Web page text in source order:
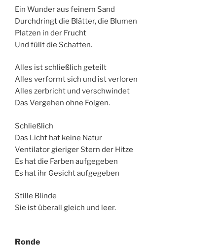
Ein Wunder aus feinem Sand
Durchdringt die Blätter, die Blumen
Platzen in der Frucht
Und füllt die Schatten.
Alles ist schließlich geteilt
Alles verformt sich und ist verloren
Alles zerbricht und verschwindet
Das Vergehen ohne Folgen.
Schließlich
Das Licht hat keine Natur
Ventilator gieriger Stern der Hitze
Es hat die Farben aufgegeben
Es hat ihr Gesicht aufgegeben
Stille Blinde
Sie ist überall gleich und leer.
Ronde